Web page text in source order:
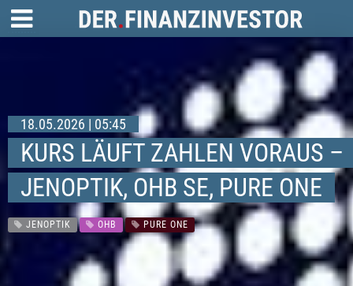
18.05.2026 | 05:45
KURS LÄUFT ZAHLEN VORAUS –
JENOPTIK, OHB SE, PURE ONE
JENOPTIK OHB PURE ONE